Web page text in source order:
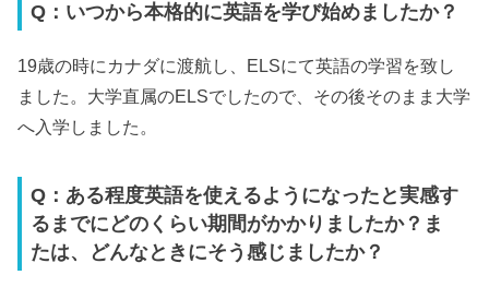
Q：いつから本格的に英語を学び始めましたか？
19歳の時にカナダに渡航し、ELSにて英語の学習を致し
ました。大学直属のELSでしたので、その後そのまま大学
へ入学しました。
Q：ある程度英語を使えるようになったと実感す
るまでにどのくらい期間がかかりましたか？ま
たは、どんなときにそう感じましたか？